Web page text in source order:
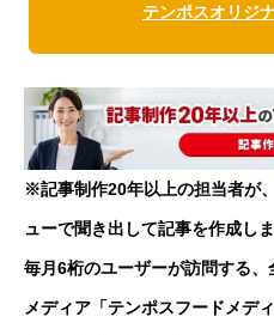
テンポスオリジ
※記事制作20年以上の担当者が
ューで聞き出して記事を作成し
毎月6桁のユーザーが訪問する
メディア「テンポスフードメデ